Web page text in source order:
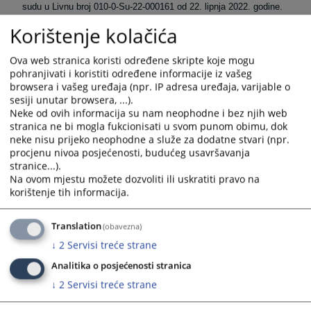
sudu u Livnu broj 010-0-Su-22-000161 od 22. lipnja 2022. godine.
Također možete pogledati i neslužbeni prečišćeni tekst Vodiča za
pristup informacijama u Kantonalnom sudu u Livnu.
1385PREGLEDA
Prateći dokumenti
Vodič za pristup informacijama-neslužbeni prečišćeni
tekst
Vodič za pristup informacijama
Korištenje kolačića
Ova web stranica koristi određene skripte koje mogu
pohranjivati i koristiti određene informacije iz vašeg
browsera i vašeg uređaja (npr. IP adresa uređaja, varijable o
sesiji unutar browsera, ...).
Neke od ovih informacija su nam neophodne i bez njih web
stranica ne bi mogla fukcionisati u svom punom obimu, dok
neke nisu prijeko neophodne a služe za dodatne stvari (npr.
procjenu nivoa posjećenosti, budućeg usavršavanja
stranice...).
Na ovom mjestu možete dozvoliti ili uskratiti pravo na
korištenje tih informacija.
Translation(obavezna)
↓ 2 Servisi treće strane
Analitika o posjećenosti stranica
↓ 2 Servisi treće strane